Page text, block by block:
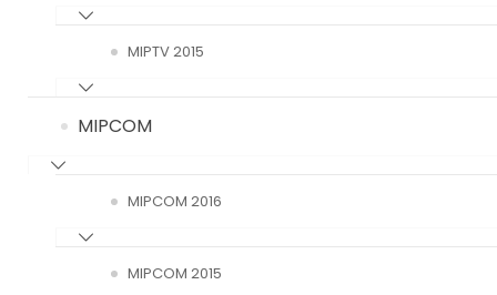
MIPTV 2015
MIPCOM
MIPCOM 2016
MIPCOM 2015